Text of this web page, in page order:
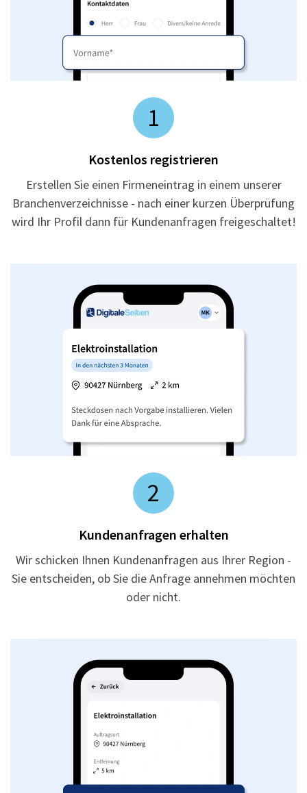
1
Kostenlos registrieren
Erstellen Sie einen Firmeneintrag in einem unserer
Branchenverzeichnisse - nach einer kurzen Überprüfung
wird Ihr Profil dann für Kundenanfragen freigeschaltet!
2
Kundenanfragen erhalten
Wir schicken Ihnen Kundenanfragen aus Ihrer Region -
Sie entscheiden, ob Sie die Anfrage annehmen möchten
oder nicht.